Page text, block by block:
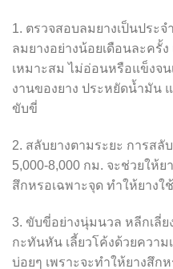
1. ตรวจสอบลมยางเป็นประ
ลมยางอย่างน้อยเดือนละครั้
เหมาะสม ไม่อ่อนหรือแข็งจ
งานของยาง ประหยัดน้ำมัน
ขับขี่
2. สลับยางตามระยะ การสลั
5,000-8,000 กม. จะช่วยให้
สึกหรอเฉพาะจุด ทำให้ยาง
3. ขับขี่อย่างนุ่มนวล หลีกเลี่ย
กะทันหัน เลี้ยวโค้งด้วยควา
บ่อยๆ เพราะจะทำให้ยางสึก